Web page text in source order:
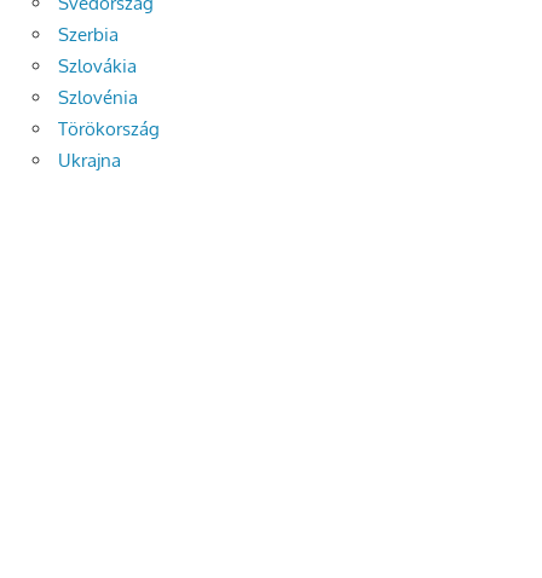
Szerbia
Szlovákia
Szlovénia
Törökország
Ukrajna